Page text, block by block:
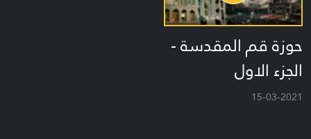
حوزة قم المقدسة -
الجزء الاول
15-03-2021